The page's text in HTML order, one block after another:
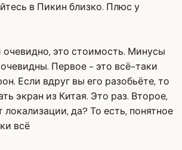
в Пикин близко. Плюс у
очевидно, это стоимость. Минусы
Первое - это всё-таки
Если вдруг вы его разобьёте, то
экран из Китая. Это раз. Второе,
локализации, да? То есть, понятное
всё